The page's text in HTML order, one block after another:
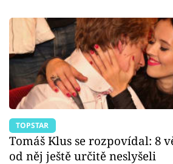
TOPSTAR
Tomáš Klus se rozpovídal: 8
od něj ještě určitě neslyšeli